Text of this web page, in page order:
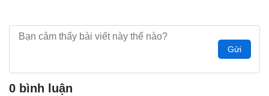
Gửi
0 bình luận